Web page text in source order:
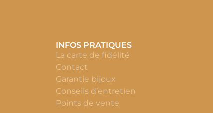
INFOS PRATIQUES
La carte de fidélité
Contact
Garantie bijoux
Conseils d’entretien
Points de vente